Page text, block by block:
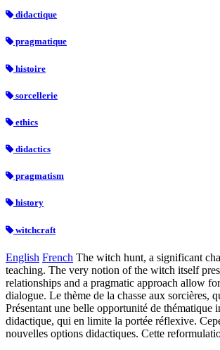
didactique
pragmatique
histoire
sorcellerie
ethics
didactics
pragmatism
history
witchcraft
English French The witch hunt, a significant
teaching. The very notion of the witch itself
relationships and a pragmatic approach allow
dialogue. Le thème de la chasse aux sorcières,
Présentant une belle opportunité de thématique
didactique, qui en limite la portée réflexive.
nouvelles options didactiques. Cette